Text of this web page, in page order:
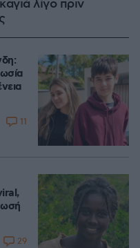
λίγο πριν
11
29